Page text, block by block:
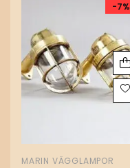
-7%
MARIN VÄGGLAMPOR